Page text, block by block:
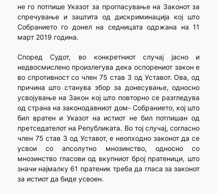
не го потпише Указот за прогласување на Законот за
спречување и заштита од дискриминација кој што
Собранието го донел на седницата одржана на 11
март 2019 година.
Според Судот, во конкретниот случај јасно и
недвосмислено произлегува дека оспорениот закон е
во спротивност со член 75 став 3 од Уставот. Ова, од
причина што станува збор за донесување, односно
усвојување на Закон кој што повторно се разгледува
од страна на законодавниот дом- Собранието, кој што
бил вратен и Указот на истиот не бил потпишан од
претседателот на Републиката. Во тој случај, согласно
член 75 став 3 од Уставот, е неопходно законот да се
усвои со апсолутно мнозинство, односно со
мнозинство гласови од вкупниот број пратеници, што
значи најмалку 61 пратеник треба да гласа за законот
за истиот да биде усвоен.